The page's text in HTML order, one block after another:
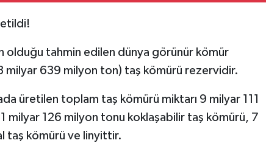
olduğu tahmin edilen dünya görünür kömür
milyar 639 milyon ton) taş kömürü rezervidir.
üretilen toplam taş kömürü miktarı 9 milyar 111
milyar 126 milyon tonu koklaşabilir taş kömürü, 7
taş kömürü ve linyittir.